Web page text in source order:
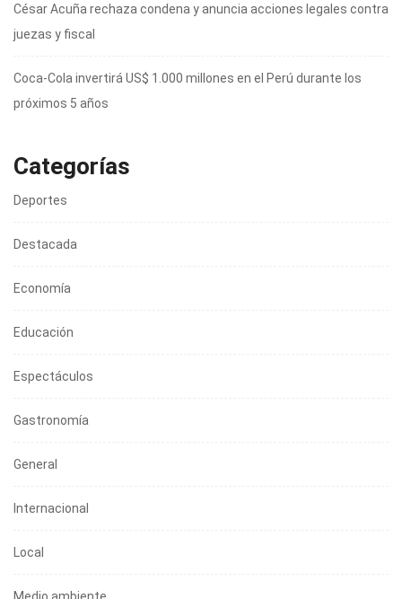
César Acuña rechaza condena y anuncia acciones legales contra
juezas y fiscal
Coca-Cola invertirá US$ 1.000 millones en el Perú durante los
próximos 5 años
Categorías
Deportes
Destacada
Economía
Educación
Espectáculos
Gastronomía
General
Internacional
Local
Medio ambiente